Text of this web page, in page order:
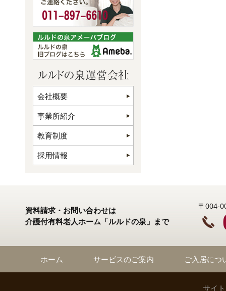
会社概要
事業所紹介
教育制度
採用情報
資料請求・お問い合わせは
介護付有料老人ホーム「ルルドの泉」まで
〒004-
ホーム サービスのご案内 ご入居につ
サイ